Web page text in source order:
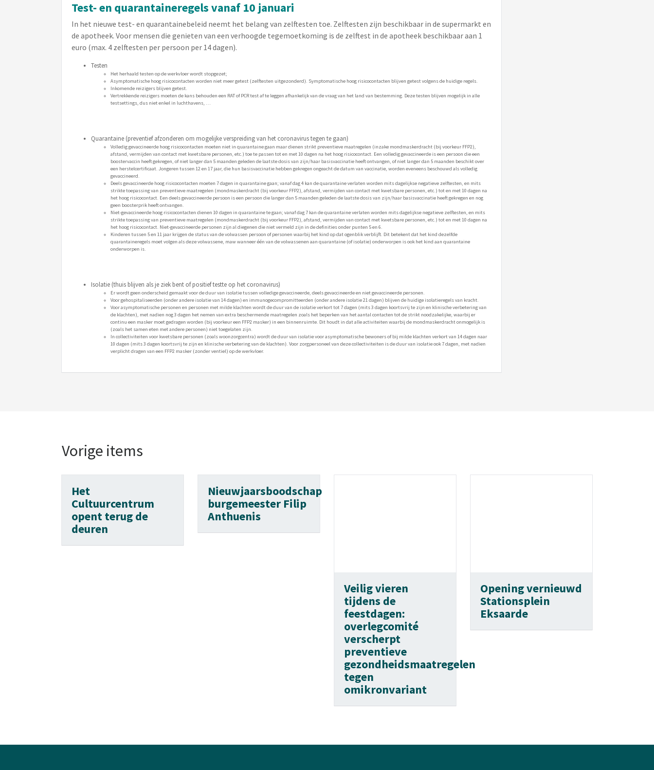
Test- en quarantaineregels vanaf 10 januari
In het nieuwe test- en quarantainebeleid neemt het belang van zelftesten toe. Zelftesten zijn beschikbaar in de supermarkt en
de apotheek. Voor mensen die genieten van een verhoogde tegemoetkoming is de zelftest in de apotheek beschikbaar aan 1
euro (max. 4 zelftesten per persoon per 14 dagen).
Testen
Het herhaald testen op de werkvloer wordt stopgezet;
Asymptomatische hoog risicocontacten worden niet meer getest (zelftesten uitgezonderd). Symptomatische hoog risicocontacten blijven getest volgens de huidige regels.
Inkomende reizigers blijven getest.
Vertrekkende reizigers moeten de kans behouden een RAT of PCR test af te leggen afhankelijk van de vraag van het land van bestemming. Deze testen blijven mogelijk in alle
testsettings, dus niet enkel in luchthavens, …
Quarantaine (preventief afzonderen om mogelijke verspreiding van het coronavirus tegen te gaan)
Volledig gevaccineerde hoog risicocontacten moeten niet in quarantaine gaan maar dienen strikt preventieve maatregelen (inzake mondmaskerdracht (bij voorkeur FFP2),
afstand, vermijden van contact met kwetsbare personen, etc.) toe te passen tot en met 10 dagen na het hoog risicocontact. Een volledig gevaccineerde is een persoon die een
boostervaccin heeft gekregen, of niet langer dan 5 maanden geleden de laatste dosis van zijn/haar basisvaccinatie heeft ontvangen, of niet langer dan 5 maanden beschikt over
een herstelcertificaat. Jongeren tussen 12 en 17 jaar, die hun basisvaccinatie hebben gekregen ongeacht de datum van vaccinatie, worden eveneens beschouwd als volledig
gevaccineerd.
Deels gevaccineerde hoog risicocontacten moeten 7 dagen in quarantaine gaan; vanaf dag 4 kan de quarantaine verlaten worden mits dagelijkse negatieve zelftesten, en mits
strikte toepassing van preventieve maatregelen (mondmaskerdracht (bij voorkeur FFP2), afstand, vermijden van contact met kwetsbare personen, etc.) tot en met 10 dagen na
het hoog risicocontact. Een deels gevaccineerde persoon is een persoon die langer dan 5 maanden geleden de laatste dosis van zijn/haar basisvaccinatie heeft gekregen en nog
geen boosterprik heeft ontvangen.
Niet-gevaccineerde hoog risicocontacten dienen 10 dagen in quarantaine te gaan; vanaf dag 7 kan de quarantaine verlaten worden mits dagelijkse negatieve zelftesten, en mits
strikte toepassing van preventieve maatregelen (mondmaskerdracht (bij voorkeur FFP2), afstand, vermijden van contact met kwetsbare personen, etc.) tot en met 10 dagen na
het hoog risicocontact. Niet-gevaccineerde personen zijn al diegenen die niet vermeld zijn in de definities onder punten 5 en 6.
Kinderen tussen 5 en 11 jaar krijgen de status van de volwassen persoon of personen waarbij het kind op dat ogenblik verblijft. Dit betekent dat het kind dezelfde
quarantaineregels moet volgen als deze volwassene, maw wanneer één van de volwassenen aan quarantaine (of isolatie) onderworpen is ook het kind aan quarantaine
onderworpen is.
Isolatie (thuis blijven als je ziek bent of positief testte op het coronavirus)
Er wordt geen onderscheid gemaakt voor de duur van isolatie tussen volledige gevaccineerde, deels gevaccineerde en niet gevaccineerde personen.
Voor gehospitaliseerden (onder andere isolatie van 14 dagen) en immunogecompromitteerden (onder andere isolatie 21 dagen) blijven de huidige isolatieregels van kracht.
Voor asymptomatische personen en personen met milde klachten wordt de duur van de isolatie verkort tot 7 dagen (mits 3 dagen koortsvrij te zijn en klinische verbetering van
de klachten), met nadien nog 3 dagen het nemen van extra beschermende maatregelen zoals het beperken van het aantal contacten tot de strikt noodzakelijke, waarbij er
continu een masker moet gedragen worden (bij voorkeur een FFP2 masker) in een binnenruimte. Dit houdt in dat alle activiteiten waarbij de mondmaskerdracht onmogelijk is
(zoals het samen eten met andere personen) niet toegelaten zijn.
In collectiviteiten voor kwetsbare personen (zoals woonzorgcentra) wordt de duur van isolatie voor asymptomatische bewoners of bij milde klachten verkort van 14 dagen naar
10 dagen (mits 3 dagen koortsvrij te zijn en klinische verbetering van de klachten). Voor zorgpersoneel van deze collectiviteiten is de duur van isolatie ook 7 dagen, met nadien
verplicht dragen van een FFP2 masker (zonder ventiel) op de werkvloer.
Vorige items
Het
Cultuurcentrum
opent terug de
deuren
Nieuwjaarsboodschap
burgemeester Filip
Anthuenis
Veilig vieren
tijdens de
feestdagen:
overlegcomité
verscherpt
preventieve
gezondheidsmaatregelen
tegen
omikronvariant
Opening vernieuwd
Stationsplein
Eksaarde